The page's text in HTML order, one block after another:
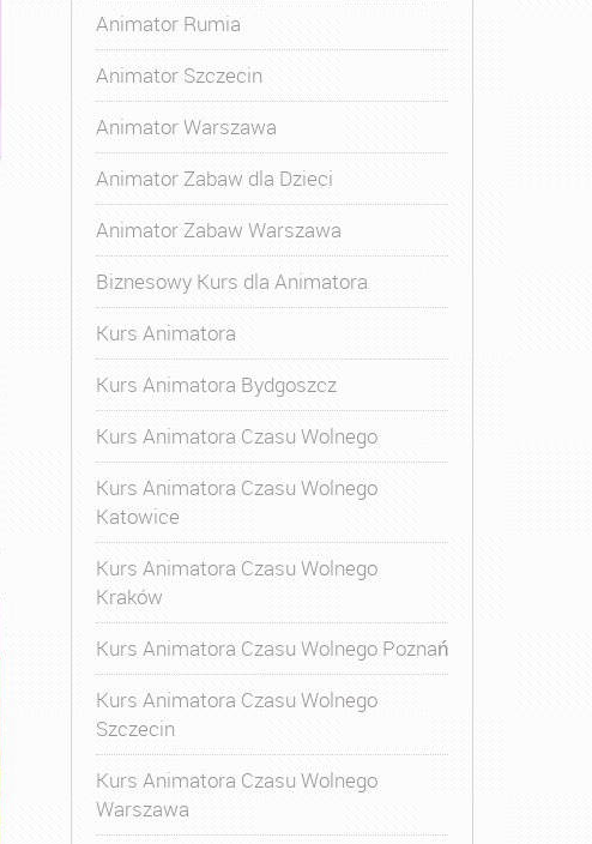
Kurs Animatora Czasu Wolnego,Kurs Animatora Czasu
Animator Rumia
Animator Szczecin
Animator Warszawa
Animator Zabaw dla Dzieci
Animator Zabaw Warszawa
Biznesowy Kurs dla Animatora
Kurs Animatora
Kurs Animatora Bydgoszcz
Kurs Animatora Czasu Wolnego
Kurs Animatora Czasu Wolnego
Katowice
Kurs Animatora Czasu Wolnego
Kraków
Kurs Animatora Czasu Wolnego Poznań
Kurs Animatora Czasu Wolnego
Szczecin
Kurs Animatora Czasu Wolnego
Warszawa